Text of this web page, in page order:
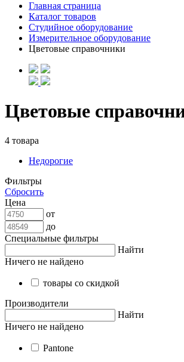
Главная страница
Каталог товаров
Студийное оборудование
Измерительное оборудование
Цветовые справочники
Цветовые
4 товара
Недорогие
Фильтры
Сбросить
Цена
от
до
Специальные фильтры
Найти
Ничего не найдено
товары со скидкой
Производители
Найти
Ничего не найдено
Pantone